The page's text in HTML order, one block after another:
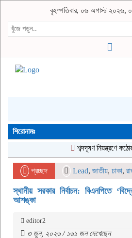
বৃহস্পতিবার, ০৬ অগাস্ট ২০২৬,
শিরোনামঃ
শব্দদূষণ নিয়ন্ত্রণে
প্রচ্ছদ Lead, জাতীয়, ঢাকা,
স্থানীয় সরকার নির্বাচন: বিএনপিতে
আশঙ্কা
editor2
৩ জুন, ২০২৬ / ১৬১ জন দেখেছেন